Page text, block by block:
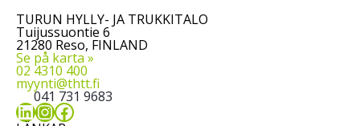
TURUN HYLLY- JA TRUKKITALO
Tuijussuontie 6
21280 Reso, FINLAND
Se på karta »
02 4310 400
myynti@thtt.fi
041 731 9683
LinkedIn
Instagram
Facebook